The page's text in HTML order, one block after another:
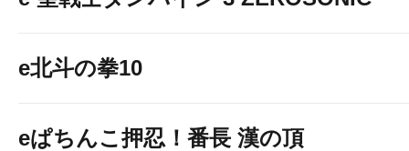
e北斗の拳10
eぱちんこ押忍！番長 漢の頂